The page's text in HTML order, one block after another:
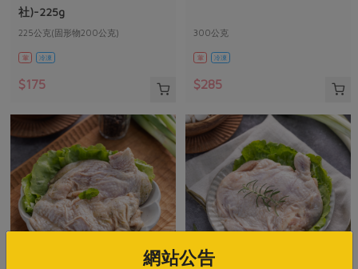
社)-225g
225公克(固形物200公克)
葷 冷凍
$175
300公克
葷 冷凍
$285
網站公告